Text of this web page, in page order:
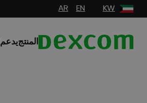
KW
EN
AR
المنتجيدعم